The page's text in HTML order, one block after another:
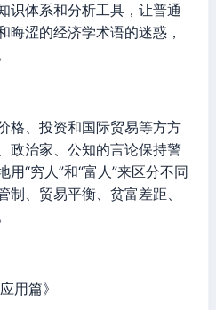
识体系和分析工具，让普通
晦涩的经济学术语的迷惑，
格、投资和国际贸易等方方
政治家、公知的言论保持警
“穷人”和“富人”来区分不同
、贸易平衡、贫富差距、
用篇》